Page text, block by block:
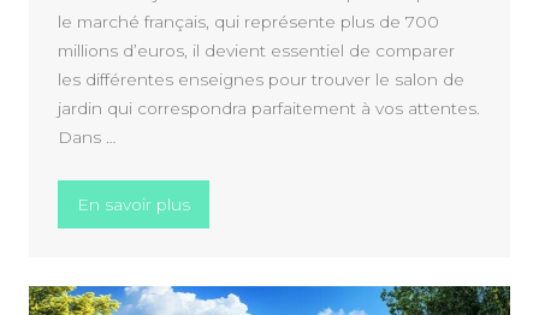
le marché français, qui représente plus de 700
millions d’euros, il devient essentiel de comparer
les différentes enseignes pour trouver le salon de
jardin qui correspondra parfaitement à vos attentes.
Dans …
En savoir plus« Comparatif 2026 : Les 5 Meilleurs